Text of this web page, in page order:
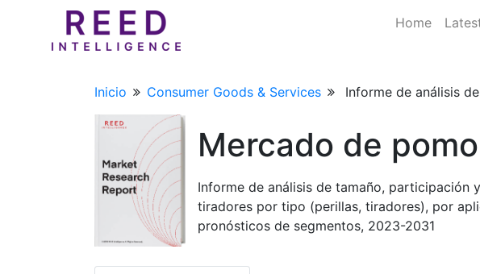
Home
Inicio Consumer Goods & Services Informe de análisis
Mercado de
Informe de análisis de tamaño, participación
tiradores por tipo (perillas, tiradores), por
pronósticos de segmentos, 2023-2031